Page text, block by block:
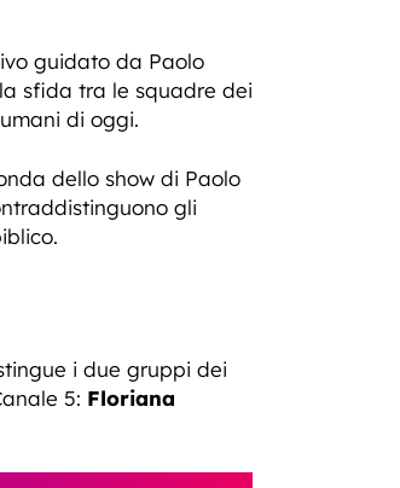
guidato da Paolo
sfida tra le squadre dei
di oggi.
dello show di Paolo
gli
i due gruppi dei
5: Floriana